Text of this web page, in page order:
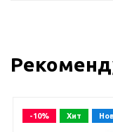
-10% Хит